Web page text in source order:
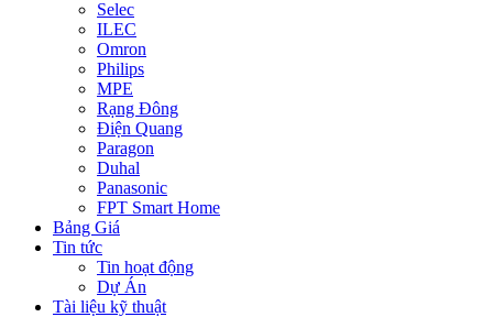
Selec
ILEC
Omron
Philips
MPE
Rạng Đông
Điện Quang
Paragon
Duhal
Panasonic
FPT Smart Home
Bảng Giá
Tin tức
Tin hoạt động
Dự Án
Tài liệu kỹ thuật